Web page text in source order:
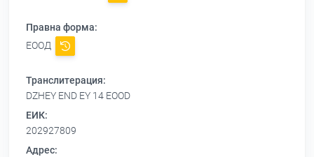
Правна форма:
ЕООД
Транслитерация:
DZHEY END EY 14 EOOD
ЕИК:
202927809
Адрес: